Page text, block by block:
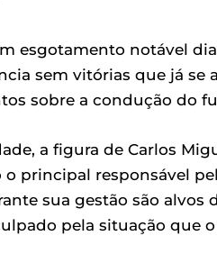
esgotamento notável
sem vitórias que já se
sobre a condução do
a figura de Carlos
principal responsável
sua gestão são
pela situação que o